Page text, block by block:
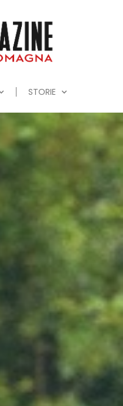
STORIE